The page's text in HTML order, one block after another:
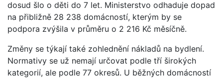
dosud šlo o děti do 7 let. Ministerstvo odhaduje dopad
na přibližně 28 238 domácností, kterým by se
podpora zvýšila v průměru o 2 216 Kč měsíčně.
Změny se týkají také zohlednění nákladů na bydlení.
Normativy se už nemají určovat podle tří širokých
kategorií, ale podle 77 okresů. U běžných domácností